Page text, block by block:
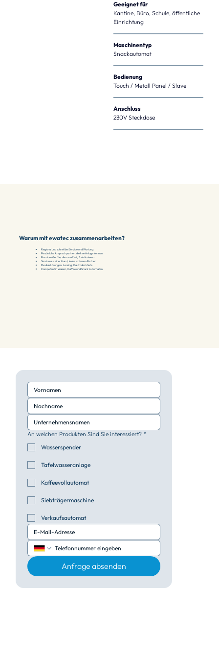
Warum mit ewatec zusammenarbeiten?
Regional und schnell bei Service und Wartung
Persönliche Ansprechpartner, die Ihre Anlage kennen
Premium Geräte, die zuverlässig funktionieren
Service aus einer Hand, keine externen Partner
Flexible Lösungen: Leasing, Kauf oder Miete
Kompetent in Wasser, Kaffee und Snack Automaten
Geeignet für
Kantine, Büro, Schule, öffentliche
Einrichtung
Maschinentyp
Snackautomat
Bedienung
Touch / Metall Panel / Slave
Anschluss
230V Steckdose
An welchen Produkten Sind Sie interessiert? *
Wasserspender
Tafelwasseranlage
Kaffeevollautomat
Siebträgermaschine
Verkaufsautomat
Anfrage absenden